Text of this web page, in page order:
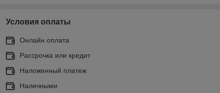
Условия оплаты
Онлайн оплата
Рассрочка или кредит
Наложенный платеж
Наличными